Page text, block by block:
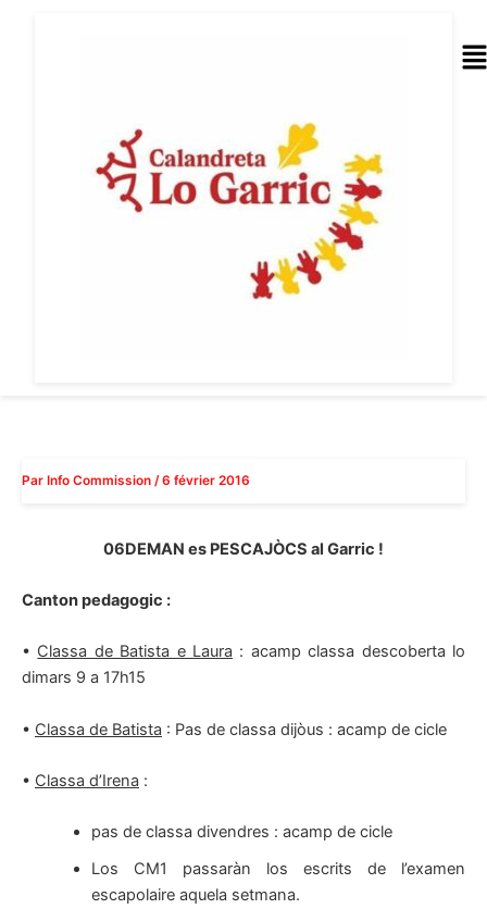
Par Info Commission /6 février 2016
06DEMAN es PESCAJÒCS al Garric !
Canton pedagogic :
• Classa de Batista e Laura : acamp classa descoberta lo
dimars 9 a 17h15
• Classa de Batista : Pas de classa dijòus : acamp de cicle
• Classa d’Irena :
pas de classa divendres : acamp de cicle
Los CM1 passaràn los escrits de l’examen
escapolaire aquela setmana.